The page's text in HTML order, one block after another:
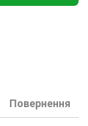
Повернення